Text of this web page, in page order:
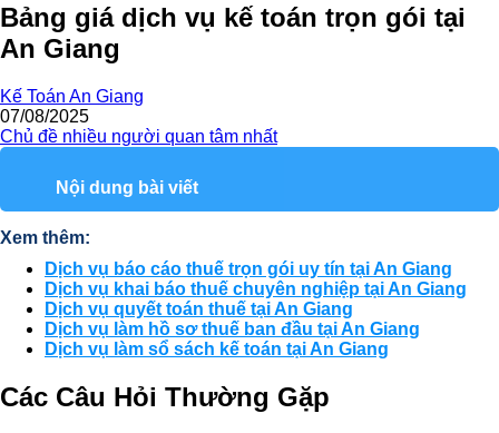
Bảng giá dịch vụ kế toán trọn gói tại
An Giang
Kế Toán An Giang
07/08/2025
Chủ đề nhiều người quan tâm nhất
Nội dung bài viết
Xem thêm:
Dịch vụ báo cáo thuế trọn gói uy tín tại An Giang
Dịch vụ khai báo thuế chuyên nghiệp tại An Giang
Dịch vụ quyết toán thuế tại An Giang
Dịch vụ làm hồ sơ thuế ban đầu tại An Giang
Dịch vụ làm sổ sách kế toán tại An Giang
Các Câu Hỏi Thường Gặp